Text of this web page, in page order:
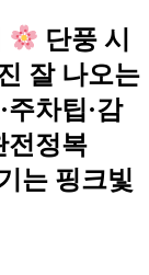
단풍 시
잘 나오는
주차팁·감
전정복
는 핑크빛